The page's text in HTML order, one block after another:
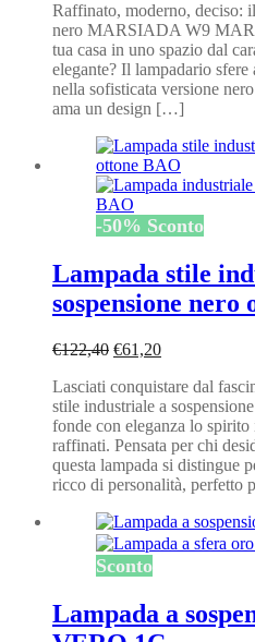
originale
era:
€606,00.
attuale
è:
€303,00.
Raffinato, moderno, deciso:
nero MARSIADA W9
tua casa in uno spazio dal
elegante? Il lampadario
nella sofisticata versione
ama un design […]
-50% Sconto
Lampada stile
sospensione nero
€122,40 Il
originale
era:
€122,40.
€61,20Il
attuale
è:
€61,20.
Lasciati conquistare dal
stile industriale a
fonde con eleganza lo
raffinati. Pensata per chi
questa lampada si distingue
ricco di personalità, perfetto
Sconto
Lampada a